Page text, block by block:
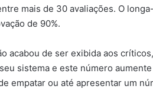
mais de 30 avaliações. O
de 90%.
acabou de ser exibida aos
sistema e este número
empatar ou até apresentar um